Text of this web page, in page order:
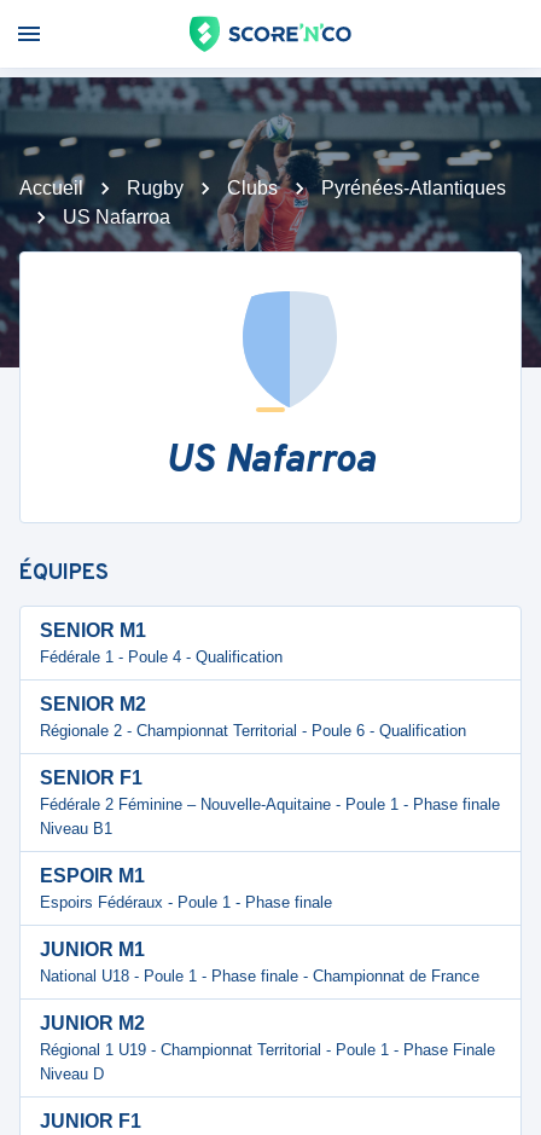
Accueil Rugby Clubs
Pyrénées-Atlantiques
US Nafarroa
US Nafarroa
ÉQUIPES
SENIOR M1
Fédérale 1 - Poule 4 - Qualification
SENIOR M2
Régionale 2 - Championnat Territorial - Poule 6 - Qualification
SENIOR F1
Fédérale 2 Féminine – Nouvelle-Aquitaine - Poule 1 - Phase finale
Niveau B1
ESPOIR M1
Espoirs Fédéraux - Poule 1 - Phase finale
JUNIOR M1
National U18 - Poule 1 - Phase finale - Championnat de France
JUNIOR M2
Régional 1 U19 - Championnat Territorial - Poule 1 - Phase Finale
Niveau D
JUNIOR F1